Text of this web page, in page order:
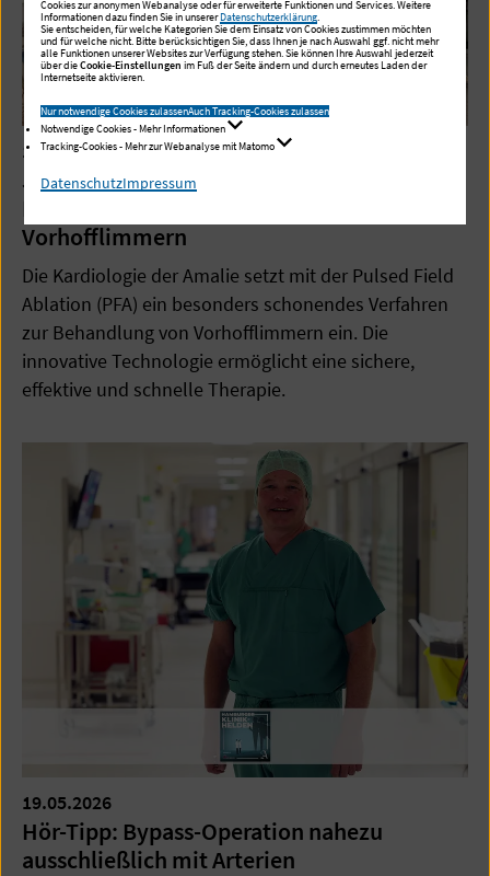
10.06.2026
Jetzt im Amalie: Schonendes Verfahren der
Vorhofflimmern
Die Kardiologie der Amalie setzt mit der Pulsed Field
Ablation (PFA) ein besonders schonendes Verfahren
zur Behandlung von Vorhofflimmern ein. Die
innovative Technologie ermöglicht eine sichere,
effektive und schnelle Therapie.
19.05.2026
Hör-Tipp: Bypass-Operation nahezu
ausschließlich mit Arterien
Cookies zur anonymen Webanalyse oder für erweiterte Funktionen und Services. Weitere
Informationen dazu finden Sie in unsererDatenschutzerklärung.
Sie entscheiden, für welche Kategorien Sie dem Einsatz von Cookies zustimmen möchten
und für welche nicht. Bitte berücksichtigen Sie, dass Ihnen je nach Auswahl ggf. nicht mehr
alle Funktionen unserer Websites zur Verfügung stehen. Sie können Ihre Auswahl jederzeit
über dieCookie-Einstellungen im Fuß der Seite ändern und durch erneutes Laden der
Internetseite aktivieren.
Nur notwendige Cookies zulassenAuch Tracking-Cookies zulassen
Notwendige Cookies - Mehr Informationen
Tracking-Cookies - Mehr zur Webanalyse mit Matomo
DatenschutzImpressum